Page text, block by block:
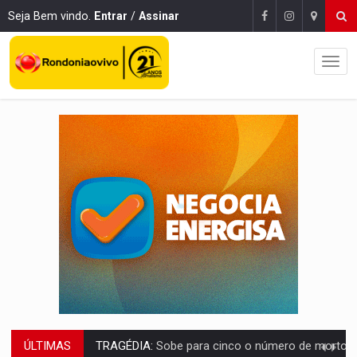
Seja Bem vindo. Entrar / Assinar
ÚLTIMAS TRANSPORTE DE ARROZ:MPF assegura cumprimento da legislação sobre transporte